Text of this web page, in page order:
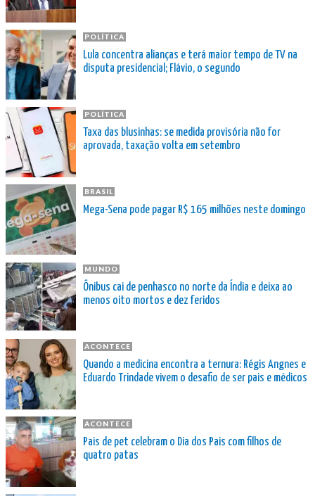
POLÍTICA
Lula concentra alianças e terá maior tempo de TV na
disputa presidencial; Flávio, o segundo
POLÍTICA
Taxa das blusinhas: se medida provisória não for
aprovada, taxação volta em setembro
BRASIL
Mega-Sena pode pagar R$ 165 milhões neste domingo
MUNDO
Ônibus cai de penhasco no norte da Índia e deixa ao
menos oito mortos e dez feridos
ACONTECE
Quando a medicina encontra a ternura: Régis Angnes e
Eduardo Trindade vivem o desafio de ser pais e médicos
ACONTECE
Pais de pet celebram o Dia dos Pais com filhos de
quatro patas